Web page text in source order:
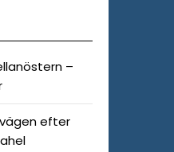
–
efter